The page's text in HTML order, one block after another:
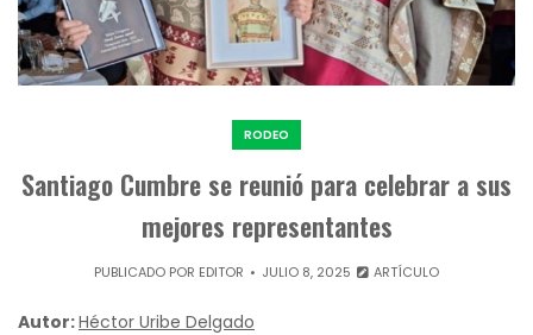
RODEO
Santiago Cumbre se reunió para celebrar a sus
mejores representantes
PUBLICADO POR EDITOR JULIO 8, 2025 ARTÍCULO
Autor:Héctor Uribe Delgado